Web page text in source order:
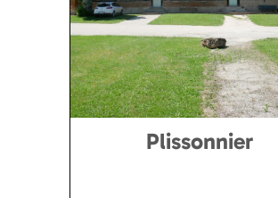
Plissonnier